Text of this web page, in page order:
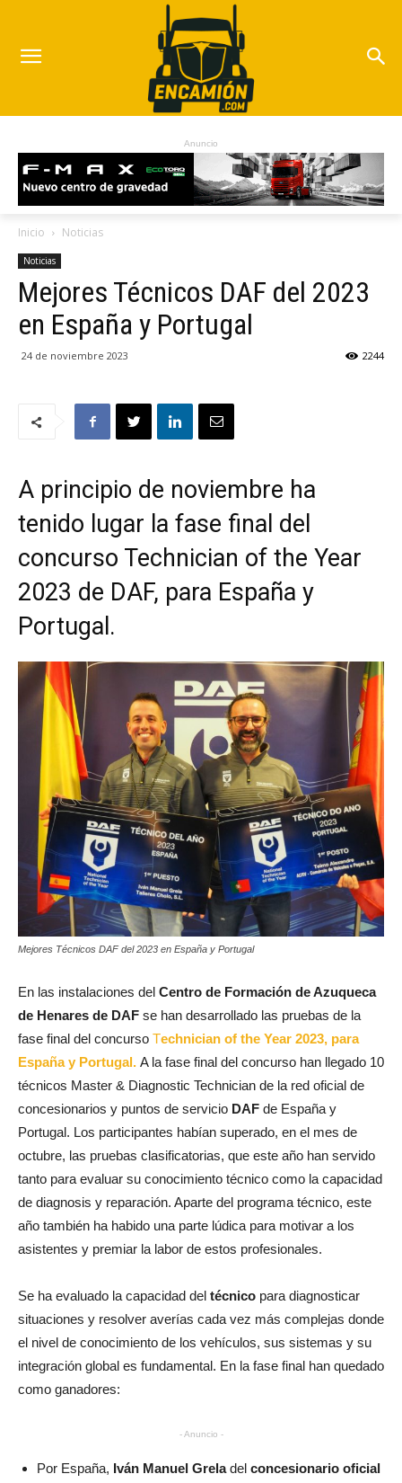
Anuncio
Inicio Noticias
Noticias
Mejores Técnicos DAF del 2023
en España y Portugal
24 de noviembre 2023 2244
A principio de noviembre ha
tenido lugar la fase final del
concurso Technician of the Year
2023 de DAF, para España y
Portugal.
Mejores Técnicos DAF del 2023 en España y Portugal
En las instalaciones del Centro de Formación de Azuqueca
de Henares de DAF se han desarrollado las pruebas de la
fase final del concurso Technician of the Year 2023, para
España y Portugal. A la fase final del concurso han llegado 10
técnicos Master & Diagnostic Technician de la red oficial de
concesionarios y puntos de servicio DAF de España y
Portugal. Los participantes habían superado, en el mes de
octubre, las pruebas clasificatorias, que este año han servido
tanto para evaluar su conocimiento técnico como la capacidad
de diagnosis y reparación. Aparte del programa técnico, este
año también ha habido una parte lúdica para motivar a los
asistentes y premiar la labor de estos profesionales.
Se ha evaluado la capacidad del técnico para diagnosticar
situaciones y resolver averías cada vez más complejas donde
el nivel de conocimiento de los vehículos, sus sistemas y su
integración global es fundamental. En la fase final han quedado
como ganadores:
- Anuncio -
Por España, Iván Manuel Greladel concesionario oficial